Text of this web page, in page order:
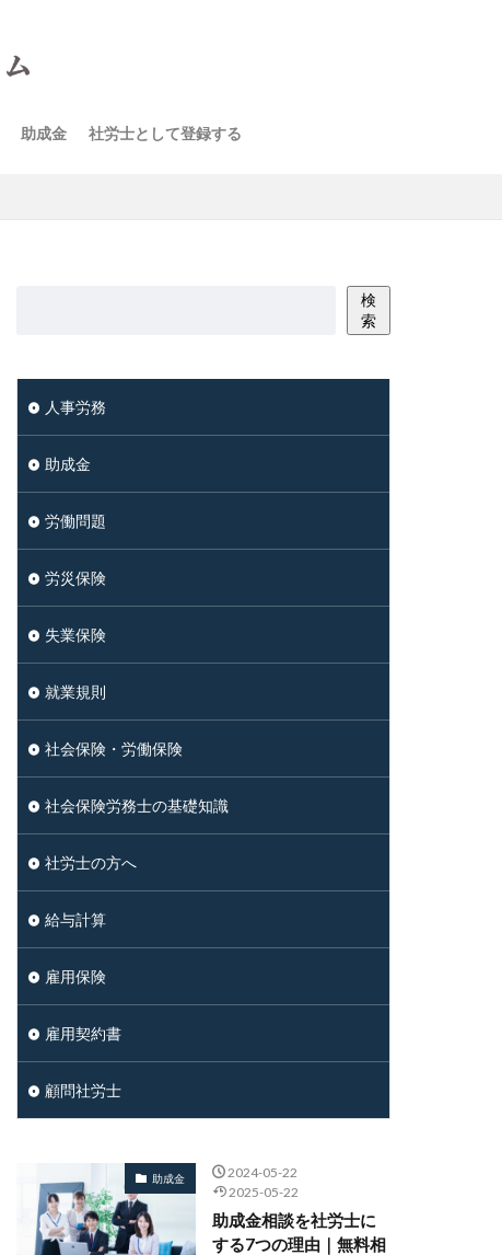
助成金 社労士として登録する
検
索
人事労務
助成金
労働問題
労災保険
失業保険
就業規則
社会保険・労働保険
社会保険労務士の基礎知識
社労士の方へ
給与計算
雇用保険
雇用契約書
顧問社労士
助成金
2024-05-22
2025-05-22
助成金相談を社労士に
する7つの理由｜無料相